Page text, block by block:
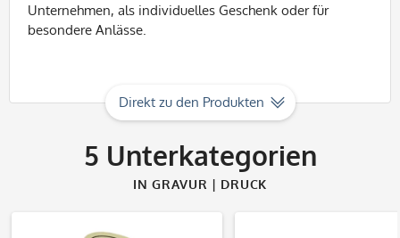
Unternehmen, als individuelles Geschenk oder für
besondere Anlässe.
Direkt zu den Produkten
5 Unterkategorien
IN GRAVUR | DRUCK